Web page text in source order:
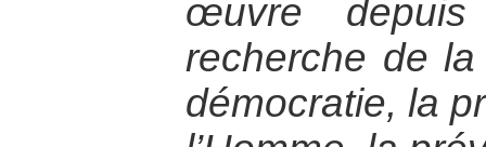
œuvre
recherche de
démocratie, la